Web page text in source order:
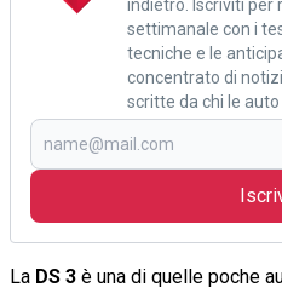
indietro. Iscriviti per
settimanale con i
tecniche e le
concentrato di
scritte da chi le auto
La DS 3 è una di quelle poche